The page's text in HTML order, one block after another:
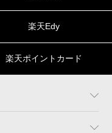
楽天Edy
楽天ポイントカード